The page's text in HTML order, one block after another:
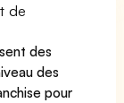
de
des
des
pour